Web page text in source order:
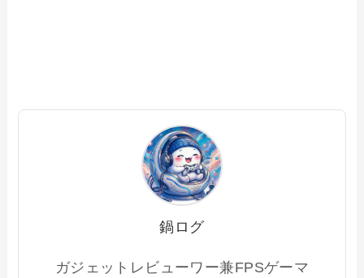
鍋ログ
ガジェットレビューワー兼FPSゲーマ